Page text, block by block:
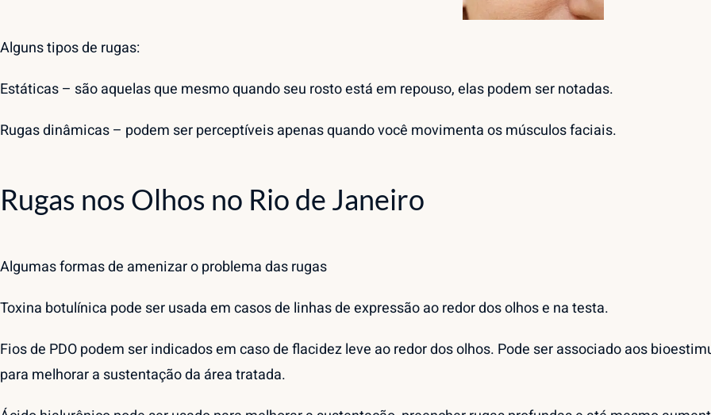
Alguns tipos de rugas:
Estáticas – são aquelas que mesmo quando seu rosto está em repouso, elas podem ser notadas.
Rugas dinâmicas – podem ser perceptíveis apenas quando você movimenta os músculos faciais.
Rugas nos Olhos no Rio de Janeiro
Algumas formas de amenizar o problema das rugas
Toxina botulínica pode ser usada em casos de linhas de expressão ao redor dos olhos e na testa.
Fios de PDO podem ser indicados em caso de flacidez leve ao redor dos olhos. Pode ser associado aos
para melhorar a sustentação da área tratada.